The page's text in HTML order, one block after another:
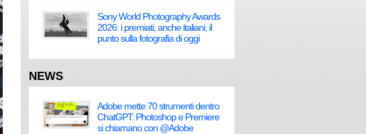
Sony World Photography Awards
2026: i premiati, anche italiani, il
punto sulla fotografia di oggi
NEWS
Adobe mette 70 strumenti dentro
ChatGPT: Photoshop e Premiere
si chiamano con @Adobe